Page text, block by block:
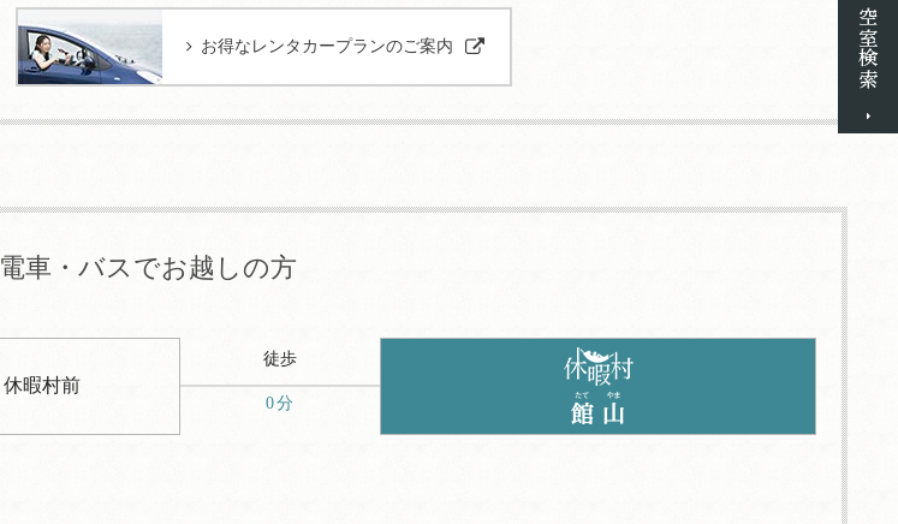
お得なレンタカープランのご案内
電車・バスでお越しの方
休暇村前
徒歩
0分